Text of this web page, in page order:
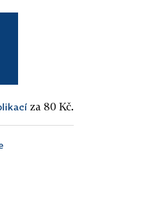
za 80 Kč.